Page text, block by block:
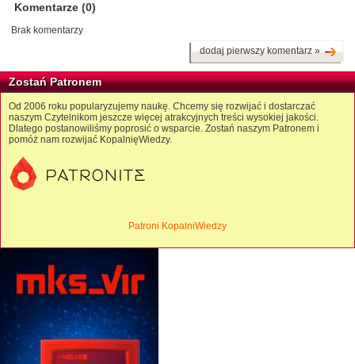
Komentarze (0)
Brak komentarzy
dodaj pierwszy komentarz »
Zostań Patronem
Od 2006 roku popularyzujemy naukę. Chcemy się rozwijać i dostarczać
naszym Czytelnikom jeszcze więcej atrakcyjnych treści wysokiej jakości.
Dlatego postanowiliśmy poprosić o wsparcie. Zostań naszym Patronem i
pomóż nam rozwijać KopalnięWiedzy.
Patroni KopalniWiedzy